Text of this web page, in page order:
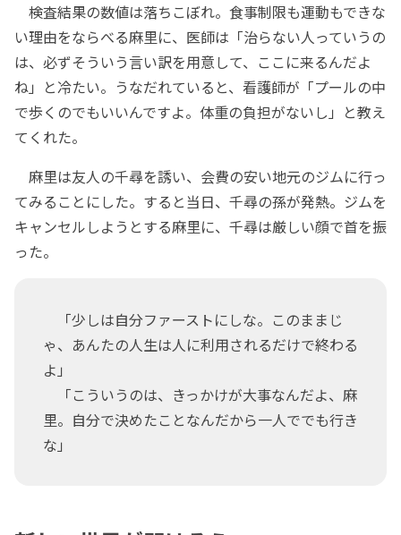
検査結果の数値は落ちこぼれ。食事制限も運動もできな
い理由をならべる麻里に、医師は「治らない人っていうの
は、必ずそういう言い訳を用意して、ここに来るんだよ
ね」と冷たい。うなだれていると、看護師が「プールの中
で歩くのでもいいんですよ。体重の負担がないし」と教え
てくれた。
麻里は友人の千尋を誘い、会費の安い地元のジムに行っ
てみることにした。すると当日、千尋の孫が発熱。ジムを
キャンセルしようとする麻里に、千尋は厳しい顔で首を振
った。
「少しは自分ファーストにしな。このままじ
ゃ、あんたの人生は人に利用されるだけで終わる
よ」
「こういうのは、きっかけが大事なんだよ、麻
里。自分で決めたことなんだから一人ででも行き
な」